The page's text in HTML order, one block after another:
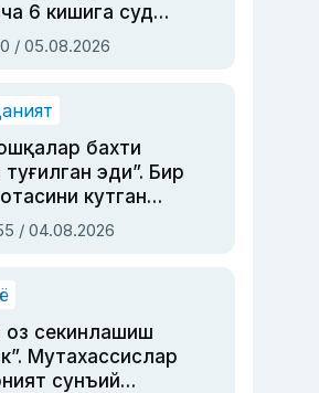
6 кишига суд
ўқилди
/ 05.08.2026
бахти
туғилган эди”. Бир
кутган
ва дубльяж
Римма
тўла ҳаёти
/ 04.08.2026
оз секинлашиш
Мутахассислар
сунъий